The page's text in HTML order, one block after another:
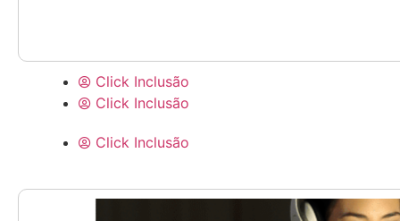
Click Inclusão
Click Inclusão
Click Inclusão